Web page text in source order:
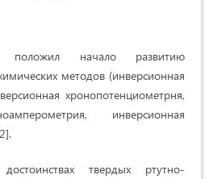
положил начало разви­тию
методов (инверсионная
хронопотенциометрня,
инверсионная
твердых ртутно-